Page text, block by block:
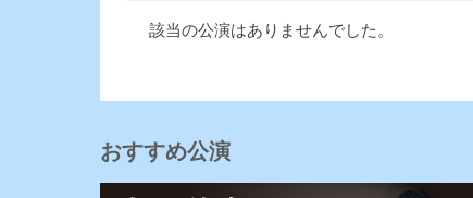
該当の公演はありませんでした。
おすすめ公演